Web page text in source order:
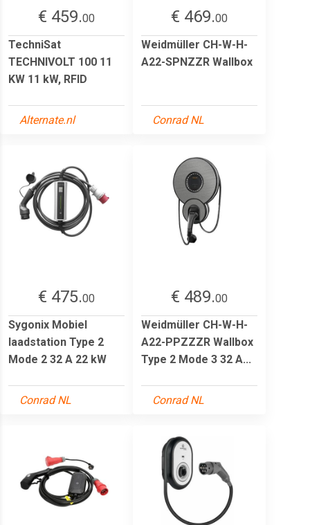
€ 459.00
TechniSat
TECHNIVOLT 100 11
KW 11 kW, RFID
Alternate.nl
€ 469.00
Weidmüller CH-W-H-
A22-SPNZZR Wallbox
Conrad NL
€ 475.00
Sygonix Mobiel
laadstation Type 2
Mode 2 32 A 22 kW
Conrad NL
€ 489.00
Weidmüller CH-W-H-
A22-PPZZZR Wallbox
Type 2 Mode 3 32 A...
Conrad NL